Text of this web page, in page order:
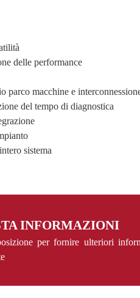
delle performance
parco macchine e
del tempo di diagnostica
sistema
INFORMAZIONI
per fornire ulteriori